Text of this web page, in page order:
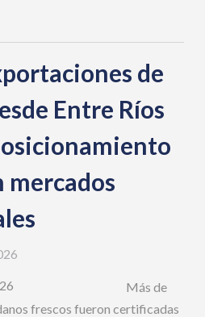
de
Entre Ríos
Más de
frescos fueron certificadas